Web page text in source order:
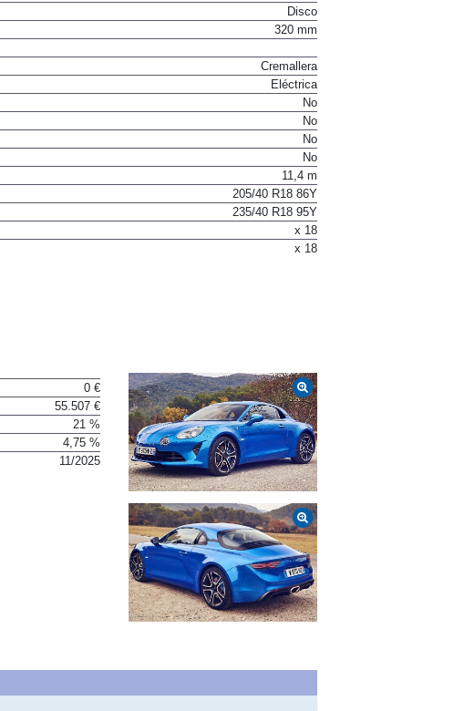
Disco
320 mm
Cremallera
Eléctrica
No
No
No
No
11,4 m
205/40 R18 86Y
235/40 R18 95Y
x 18
x 18
0 €
55.507 €
21 %
4,75 %
11/2025